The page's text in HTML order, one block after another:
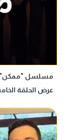
مسلسل "ممكن"
عرض الحلقة